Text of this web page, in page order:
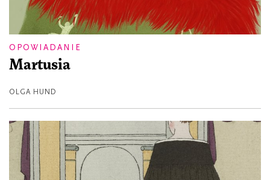
OPOWIADANIE
Martusia
OLGA HUND